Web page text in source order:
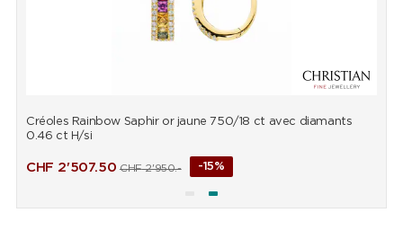
Créoles Rainbow Saphir or jaune 750/18 ct avec diamants
0.46 ct H/si
CHF 2'507.50 CHF2'950.- -15%